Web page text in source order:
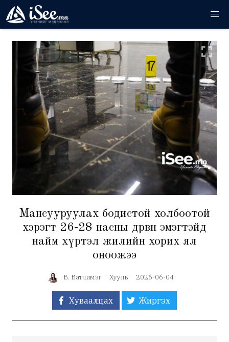
Мансууруулах бодистой холбоотой
хэрэгт 26-28 насны дөрвөн эмэгтэйд
найм хүртэл жилийн хорих ял
оноожээ
Б. Батчимэг Хууль 2026-06-04
Хуваалцах Жиргэх